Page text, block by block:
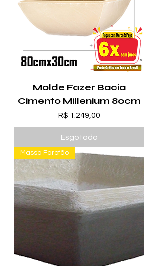
Molde Fazer Bacia
Cimento Millenium 80cm
Preço
R$ 1.249,00
Esgotado
Massa Farofão